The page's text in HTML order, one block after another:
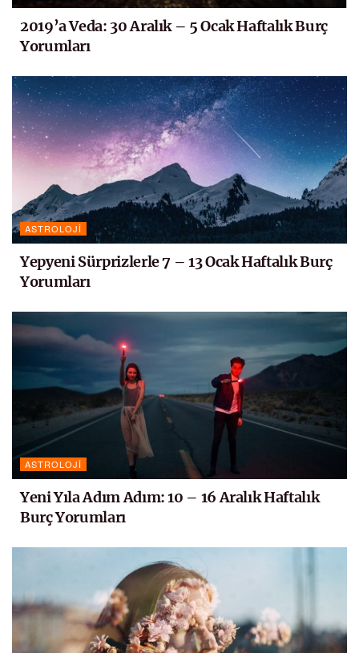
2019’a Veda: 30 Aralık – 5 Ocak Haftalık Burç
Yorumları
ASTROLOJI
Yepyeni Sürprizlerle 7 – 13 Ocak Haftalık Burç
Yorumları
ASTROLOJI
Yeni Yıla Adım Adım: 10 – 16 Aralık Haftalık
Burç Yorumları